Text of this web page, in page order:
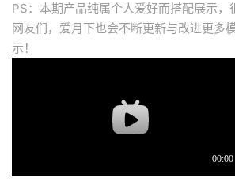
PS：本期产品纯属个人爱好而搭配展示，
网友们，爱月下也会不断更新与改进更多
示！